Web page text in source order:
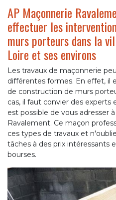
AP Maçonnerie
effectuer les
murs porteurs dans la
Loire et ses environs
Les travaux de maçonnerie
différentes formes. En effet, il
de construction de murs
cas, il faut convier des experts
est possible de vous adresser
Ravalement. Ce maçon
ces types de travaux et
tâches à des prix intéressants
bourses.